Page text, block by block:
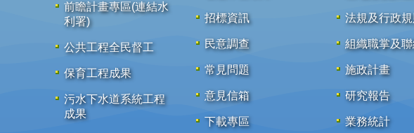
前瞻計畫專區(連結水
利署)
公共工程全民督工
保育工程成果
污水下水道系統工程
成果
招標資訊
民意調查
常見問題
意見信箱
下載專區
法規及行政
組織職掌及
施政計畫
研究報告
業務統計